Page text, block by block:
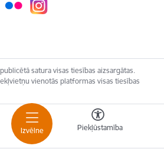
Izvēlne Piekļūstamība
satura visas tiesības aizsargātas.
vienotās platformas visas tiesības